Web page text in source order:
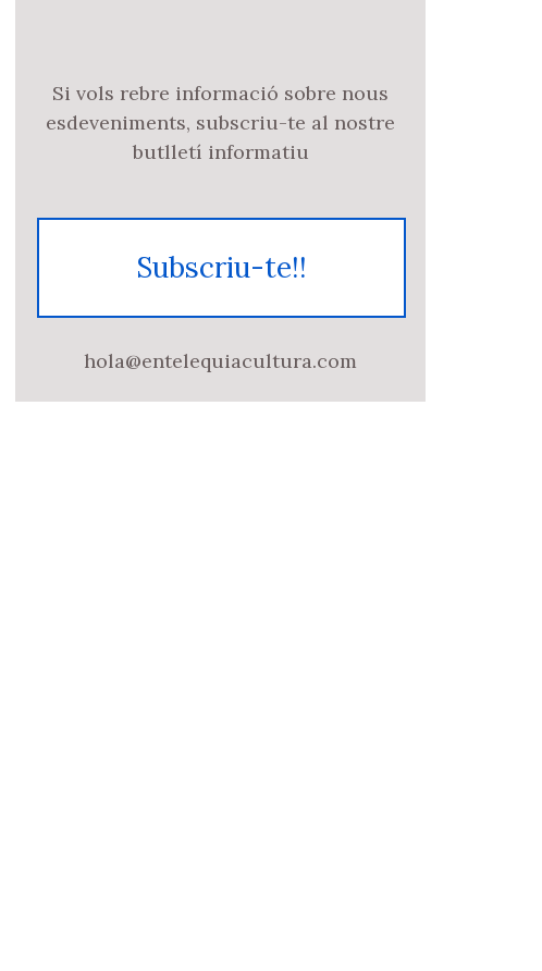
Si vols rebre informació sobre nous
esdeveniments, subscriu-te al nostre
butlletí informatiu
Subscriu-te!!
hola@entelequiacultura.com